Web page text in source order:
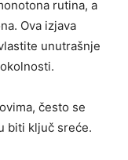
rutina, a
Ova izjava
unutrašnje
često se
biti ključ sreće.